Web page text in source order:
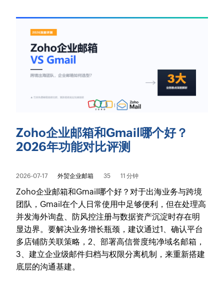
Zoho企业邮箱和Gmail哪个好？
2026年功能对比评测
2026-07-17 外贸企业邮箱 35 11 分钟
Zoho企业邮箱和Gmail哪个好？对于出海业务与跨境
团队，Gmail在个人日常使用中足够便利，但在处理高
并发海外询盘、防风控注册与数据资产沉淀时存在明
显边界。要解决业务增长瓶颈，建议通过1、确认平台
多店铺防关联策略，2、部署高信誉度纯净域名邮箱，
3、建立企业级邮件归档与权限分离机制，来重新搭建
底层的沟通基建。